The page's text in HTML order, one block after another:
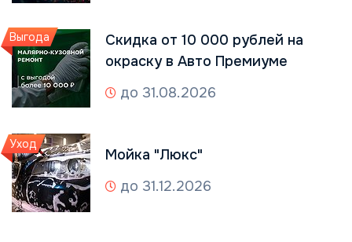
Выгода
Скидка от 10 000 рублей на
окраску в Авто Премиуме
до 31.08.2026
Уход
Мойка "Люкс"
до 31.12.2026